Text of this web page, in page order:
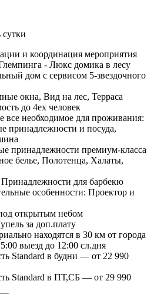
сутки
и координация мероприятия
- Люкс домика в лесу
дом с сервисом 5-звездочного
окна, Вид на лес, Терраса
до 4ех человек
все необходимое для проживания:
принадлежности и посуда,
принадлежности премиум-класса
белье, Полотенца, Халаты,
для барбекю
особенности: Проектор и
открытым небом
за доп.плату
находятся в 30 км от города
выезд до 12:00 сл.дня
Standard в будни — от 22 990
Standard в ПТ,СБ — от 29 990